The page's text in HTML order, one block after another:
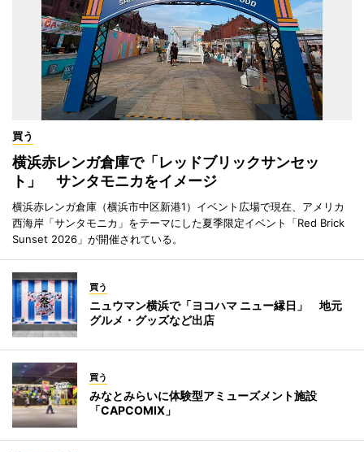
買う
横浜赤レンガ倉庫で「レッドブリックサンセッ
ト」 サンタモニカをイメージ
横浜赤レンガ倉庫（横浜市中区新港1）イベント広場で現在、アメリカ
西海岸「サンタモニカ」をテーマにした夏季限定イベント「Red Brick
Sunset 2026」が開催されている。
買う
ニュウマン横浜で「ヨコハマ ニュー縁日」 地元
グルメ・グッズなど出店
買う
みなとみらいに体験型アミューズメント施設
「CAPCOMIX」